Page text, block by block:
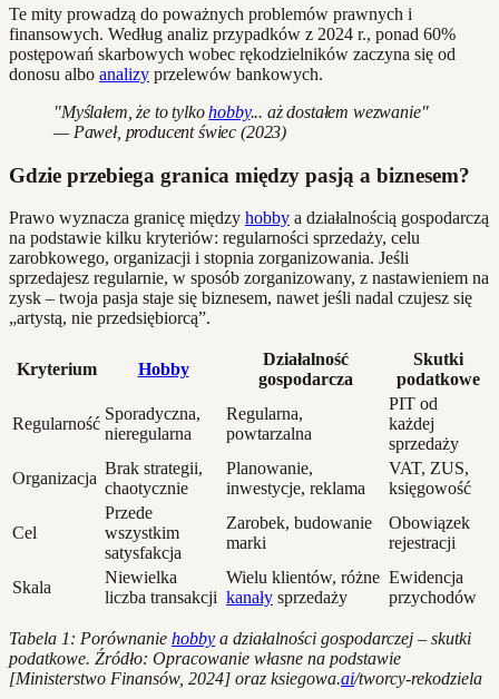
Te mity prowadzą do poważnych problemów prawnych i
finansowych. Według analiz przypadków z 2024 r., ponad 60%
postępowań skarbowych wobec rękodzielników zaczyna się od
donosu albo analizy przelewów bankowych.
"Myślałem, że to tylkohobby... aż dostałem wezwanie"
— Paweł, producent świec (2023)
Gdzie przebiega granica między pasją a biznesem?
Prawo wyznacza granicę między hobby a działalnością gospodarczą
na podstawie kilku kryteriów: regularności sprzedaży, celu
zarobkowego, organizacji i stopnia zorganizowania. Jeśli
sprzedajesz regularnie, w sposób zorganizowany, z nastawieniem na
zysk – twoja pasja staje się biznesem, nawet jeśli nadal czujesz się
„artystą, nie przedsiębiorcą”.
Kryterium Hobby
Działalność
gospodarcza
Skutki
podatkowe
Regularność
Sporadyczna,
nieregularna
Regularna,
powtarzalna
PIT od
każdej
sprzedaży
Organizacja
Brak strategii,
chaotycznie
Planowanie,
inwestycje, reklama
VAT, ZUS,
księgowość
Cel
Przede
wszystkim
satysfakcja
Zarobek, budowanie
marki
Obowiązek
rejestracji
Skala
Niewielka
liczba transakcji
Wielu klientów, różne
kanały sprzedaży
Ewidencja
przychodów
Tabela 1: Porównanie hobby a działalności gospodarczej – skutki
podatkowe. Źródło: Opracowanie własne na podstawie
[Ministerstwo Finansów, 2024] oraz ksiegowa.ai/tworcy-rekodziela